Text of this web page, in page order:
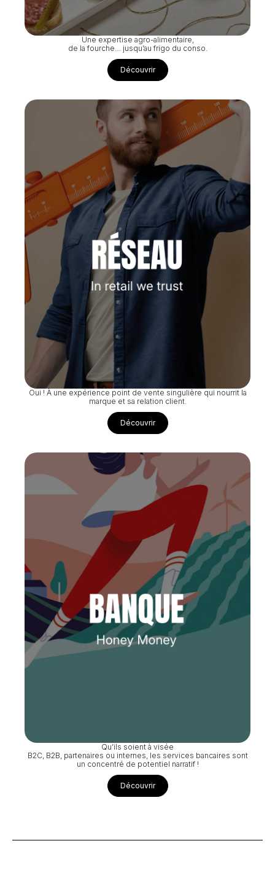
Une expertise agro-alimentaire,
de la fourche… jusqu’au frigo du conso.
Découvrir
Oui ! À une expérience point de vente singulière qui nourrit la
marque et sa relation client.
Découvrir
Qu’ils soient à visée
B2C, B2B, partenaires ou internes, les services bancaires sont
un concentré de potentiel narratif !
Découvrir